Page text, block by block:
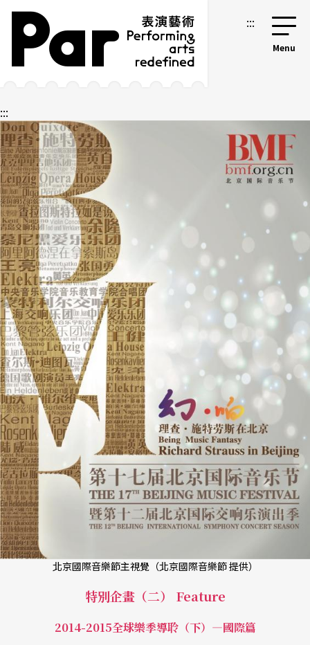
跳到主要內容區塊
網站導覽 :::
:::
北京國際音樂節主視覺（北京國際音樂節 提供）
特別企畫（二） Feature
2014-2015全球樂季導聆（下）—國際篇